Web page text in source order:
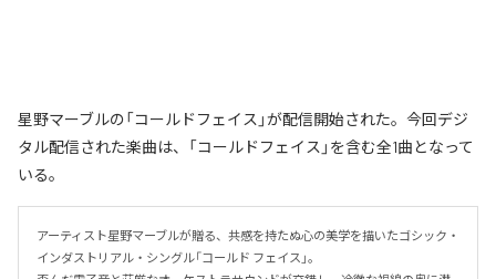
星野マーブルの「コールドフェイス」が配信開始された。今回デジ
タル配信された楽曲は、「コールドフェイス」を含む全1曲となって
いる。
アーティスト星野マーブルが贈る、共感を持たぬ心の美学を描いたゴシック・
インダストリアル・シングル「コールド フェイス」。